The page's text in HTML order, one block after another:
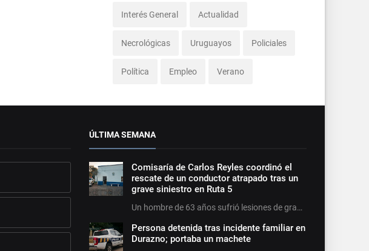
Interés General Actualidad
Necrológicas Uruguayos Policiales
Política Empleo Verano
ÚLTIMA SEMANA
Comisaría de Carlos Reyles coordinó el
rescate de un conductor atrapado tras un
grave siniestro en Ruta 5
Un hombre de 63 años sufrió lesiones de gra…
Persona detenida tras incidente familiar en
Durazno; portaba un machete